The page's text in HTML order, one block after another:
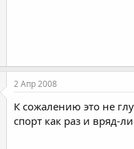
2 Апр 2008
К сожалению это не
спорт как раз и вряд-